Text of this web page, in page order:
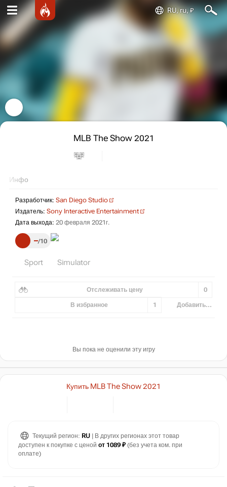
RU, ru, ₽
MLB The Show 2021
Инфо
Разработчик: San Diego Studio
Издатель: Sony Interactive Entertainment
Дата выхода: 20 февраля 2021г.
– 10
Sport Simulator
Отслеживать цену 0
В избранное 1 Добавить...
Вы пока не оценили эту игру
Купить MLB The Show 2021
Текущий регион: RU | В других регионах этот товар
доступен к покупке с ценой от 1089 ₽ (без учета ком. при
оплате)